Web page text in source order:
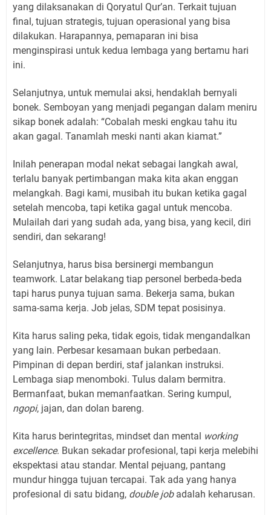
yang dilaksanakan di Qoryatul Qur’an. Terkait tujuan
final, tujuan strategis, tujuan operasional yang bisa
dilakukan. Harapannya, pemaparan ini bisa
menginspirasi untuk kedua lembaga yang bertamu hari
ini.
Selanjutnya, untuk memulai aksi, hendaklah bernyali
bonek. Semboyan yang menjadi pegangan dalam meniru
sikap bonek adalah: “Cobalah meski engkau tahu itu
akan gagal. Tanamlah meski nanti akan kiamat.”
Inilah penerapan modal nekat sebagai langkah awal,
terlalu banyak pertimbangan maka kita akan enggan
melangkah. Bagi kami, musibah itu bukan ketika gagal
setelah mencoba, tapi ketika gagal untuk mencoba.
Mulailah dari yang sudah ada, yang bisa, yang kecil, diri
sendiri, dan sekarang!
Selanjutnya, harus bisa bersinergi membangun
teamwork. Latar belakang tiap personel berbeda-beda
tapi harus punya tujuan sama. Bekerja sama, bukan
sama-sama kerja. Job jelas, SDM tepat posisinya.
Kita harus saling peka, tidak egois, tidak mengandalkan
yang lain. Perbesar kesamaan bukan perbedaan.
Pimpinan di depan berdiri, staf jalankan instruksi.
Lembaga siap menomboki. Tulus dalam bermitra.
Bermanfaat, bukan memanfaatkan. Sering kumpul,
ngopi, jajan, dan dolan bareng.
Kita harus berintegritas, mindset dan mental working
excellence. Bukan sekadar profesional, tapi kerja melebihi
ekspektasi atau standar. Mental pejuang, pantang
mundur hingga tujuan tercapai. Tak ada yang hanya
profesional di satu bidang, double jobadalah keharusan.